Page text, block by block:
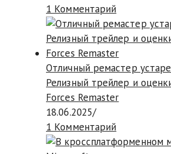
1 Комментарий
Отличный ремастер
Релизный трейлер и
Forces Remaster
18.06.2025/
1 Комментарий